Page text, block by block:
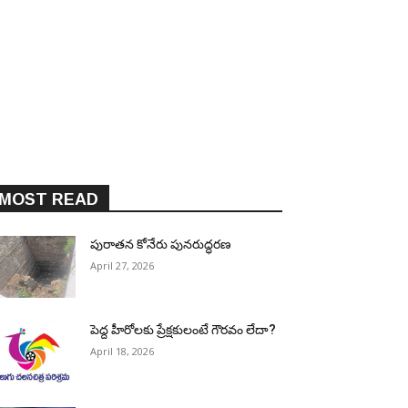
READ
పురాత‌న కోనేరు పున‌రుద్ధ‌ర‌ణ
April 27, 2026
పెద్ద హీరోల‌కు ప్రేక్ష‌కులంటే గౌర‌వం లేదా?
April 18, 2026